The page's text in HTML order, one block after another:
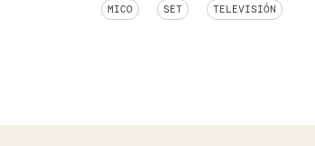
MICO SET TELEVISIÓN